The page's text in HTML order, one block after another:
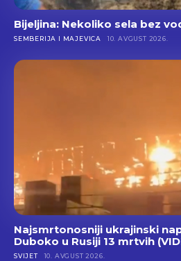
Bijeljina: Nekoliko sela bez
SEMBERIJA I MAJEVICA 10. AVGUST 2026.
Najsmrtonosniji ukrajinski
Duboko u Rusiji 13 mrtvih
SVIJET 10. AVGUST 2026.